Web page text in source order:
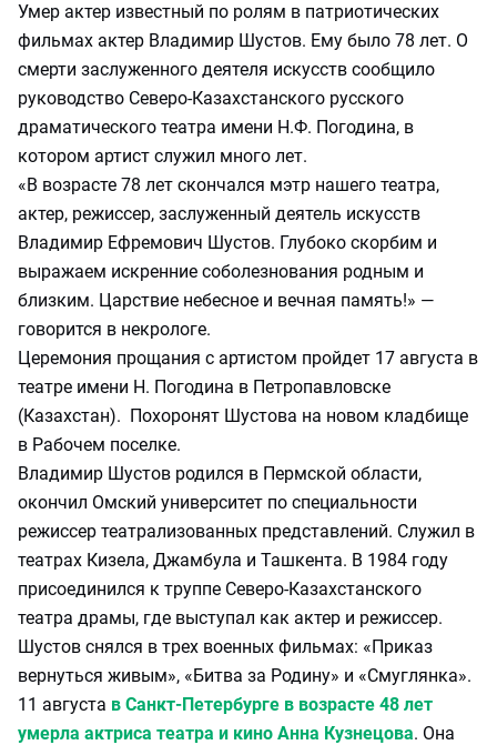
Умер актер известный по ролям в патриотических
фильмах актер Владимир Шустов. Ему было 78 лет. О
смерти заслуженного деятеля искусств сообщило
руководство Северо-Казахстанского русского
драматического театра имени Н.Ф. Погодина, в
котором артист служил много лет.
«В возрасте 78 лет скончался мэтр нашего театра,
актер, режиссер, заслуженный деятель искусств
Владимир Ефремович Шустов. Глубоко скорбим и
выражаем искренние соболезнования родным и
близким. Царствие небесное и вечная память!» —
говорится в некрологе.
Церемония прощания с артистом пройдет 17 августа в
театре имени Н. Погодина в Петропавловске
(Казахстан). Похоронят Шустова на новом кладбище
в Рабочем поселке.
Владимир Шустов родился в Пермской области,
окончил Омский университет по специальности
режиссер театрализованных представлений. Служил в
театрах Кизела, Джамбула и Ташкента. В 1984 году
присоединился к труппе Северо-Казахстанского
театра драмы, где выступал как актер и режиссер.
Шустов снялся в трех военных фильмах: «Приказ
вернуться живым», «Битва за Родину» и «Смуглянка».
11 августа в Санкт-Петербурге в возрасте 48 лет
умерла актриса театра и кино Анна Кузнецова. Она